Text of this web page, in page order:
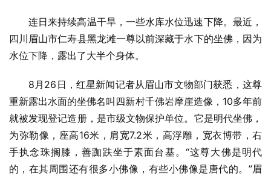
连日来持续高温干旱，一些水库水位迅速下降。最近，
四川眉山市仁寿县黑龙滩一尊以前深藏于水下的坐佛，因为
水位下降，露出了大半个身体。
8月26日，红星新闻记者从眉山市文物部门获悉，这尊
重新露出水面的坐佛名叫四新村千佛岩摩崖造像，10多年前
就被发现登记造册，是市级文物保护单位。它是明代坐佛，
为弥勒像，座高16米，肩宽7.2米，高浮雕，宽衣博带，右
手执念珠搁膝，善跏趺坐于素面台基。“这尊大佛是明代
的，在其周围还有很多小佛像，有些小佛像是唐代的。”眉